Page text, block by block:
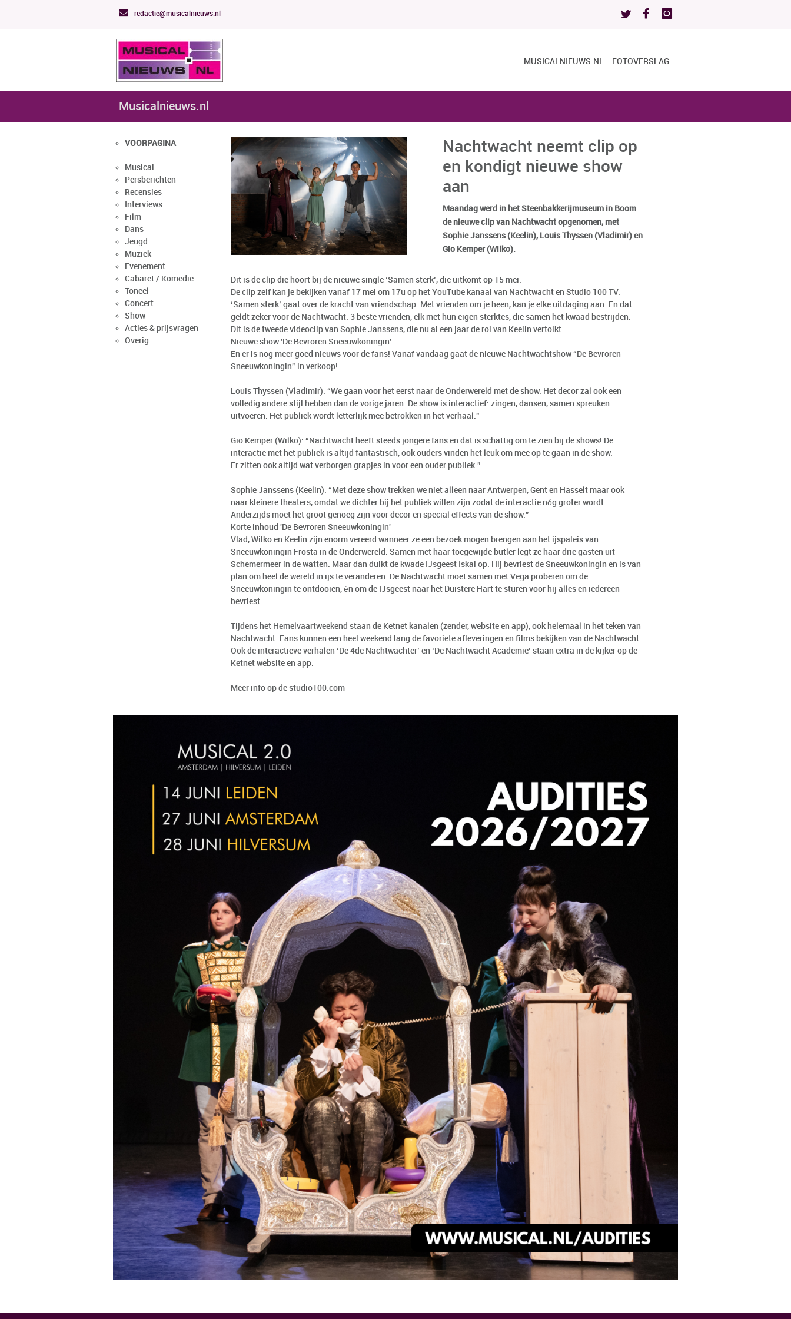
redactie@musicalnieuws.nl
MUSICALNIEUWS.NL FOTOVERSLAG
Musicalnieuws.nl
VOORPAGINA
Musical
Persberichten
Recensies
Interviews
Film
Dans
Jeugd
Muziek
Evenement
Cabaret / Komedie
Toneel
Concert
Show
Acties & prijsvragen
Overig
Nachtwacht neemt clip op
en kondigt nieuwe show
aan
Maandag werd in het Steenbakkerijmuseum in Boom
de nieuwe clip van Nachtwacht opgenomen, met
Sophie Janssens (Keelin), Louis Thyssen (Vladimir) en
Gio Kemper (Wilko).
Dit is de clip die hoort bij de nieuwe single ‘Samen sterk’, die uitkomt op 15 mei.
De clip zelf kan je bekijken vanaf 17 mei om 17u op het YouTube kanaal van Nachtwacht en Studio 100 TV.
‘Samen sterk’ gaat over de kracht van vriendschap. Met vrienden om je heen, kan je elke uitdaging aan. En dat
geldt zeker voor de Nachtwacht: 3 beste vrienden, elk met hun eigen sterktes, die samen het kwaad bestrijden.
Dit is de tweede videoclip van Sophie Janssens, die nu al een jaar de rol van Keelin vertolkt.
Nieuwe show 'De Bevroren Sneeuwkoningin'
En er is nog meer goed nieuws voor de fans! Vanaf vandaag gaat de nieuwe Nachtwachtshow “De Bevroren
Sneeuwkoningin” in verkoop!
Louis Thyssen (Vladimir): “We gaan voor het eerst naar de Onderwereld met de show. Het decor zal ook een
volledig andere stijl hebben dan de vorige jaren. De show is interactief: zingen, dansen, samen spreuken
uitvoeren. Het publiek wordt letterlijk mee betrokken in het verhaal.”
Gio Kemper (Wilko): “Nachtwacht heeft steeds jongere fans en dat is schattig om te zien bij de shows! De
interactie met het publiek is altijd fantastisch, ook ouders vinden het leuk om mee op te gaan in de show.
Er zitten ook altijd wat verborgen grapjes in voor een ouder publiek.”
Sophie Janssens (Keelin): “Met deze show trekken we niet alleen naar Antwerpen, Gent en Hasselt maar ook
naar kleinere theaters, omdat we dichter bij het publiek willen zijn zodat de interactie nóg groter wordt.
Anderzijds moet het groot genoeg zijn voor decor en special effects van de show.”
Korte inhoud 'De Bevroren Sneeuwkoningin'
Vlad, Wilko en Keelin zijn enorm vereerd wanneer ze een bezoek mogen brengen aan het ijspaleis van
Sneeuwkoningin Frosta in de Onderwereld. Samen met haar toegewijde butler legt ze haar drie gasten uit
Schemermeer in de watten. Maar dan duikt de kwade IJsgeest Iskal op. Hij bevriest de Sneeuwkoningin en is van
plan om heel de wereld in ijs te veranderen. De Nachtwacht moet samen met Vega proberen om de
Sneeuwkoningin te ontdooien, én om de IJsgeest naar het Duistere Hart te sturen voor hij alles en iedereen
bevriest.
Tijdens het Hemelvaartweekend staan de Ketnet kanalen (zender, website en app), ook helemaal in het teken van
Nachtwacht. Fans kunnen een heel weekend lang de favoriete afleveringen en films bekijken van de Nachtwacht.
Ook de interactieve verhalen ‘De 4de Nachtwachter’ en ‘De Nachtwacht Academie’ staan extra in de kijker op de
Ketnet website en app.
Meer info op de studio100.com